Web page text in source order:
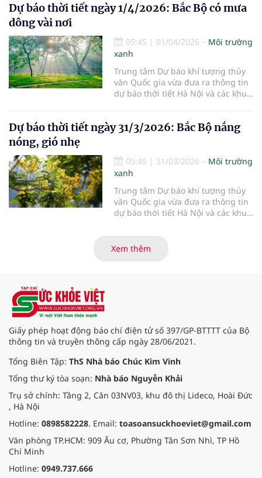
Dự báo thời tiết ngày 1/4/2026: Bắc Bộ có mưa
dông vài nơi
05:45 | 01/04/2026
Môi trường
xanh
Trung tâm Dự báo khí tượng thủy
văn Quốc gia vừa đưa ra thông tin
dự báo thời tiết Hà Nội và các khu
Dự báo thời tiết ngày 31/3/2026: Bắc Bộ nắng
nóng, gió nhẹ
05:45 | 31/03/2026
Môi trường
xanh
Trung tâm Dự báo khí tượng thủy
văn Quốc gia vừa đưa ra thông tin
dự báo thời tiết Hà Nội và các khu
Xem thêm
Giấy phép hoạt động báo chí điện tử số 397/GP-BTTTT của Bộ
thông tin và truyền thông cấp ngày 28/06/2021.
Tổng Biên Tập: ThS Nhà báo Chúc Kim Vinh
Tổng thư ký tòa soạn: Nhà báo Nguyễn Khải
Trụ sở chính: Tầng 2, Căn 03NV03, khu đô thị Lideco, Hoài Đức
, Hà Nội
Hotline: 0898582228. Email: toasoansuckhoeviet@gmail.com
Văn phòng TP.HCM: 909 Âu cơ, Phường Tân Sơn Nhì, TP Hồ
Chí Minh
Hotline: 0949.737.666